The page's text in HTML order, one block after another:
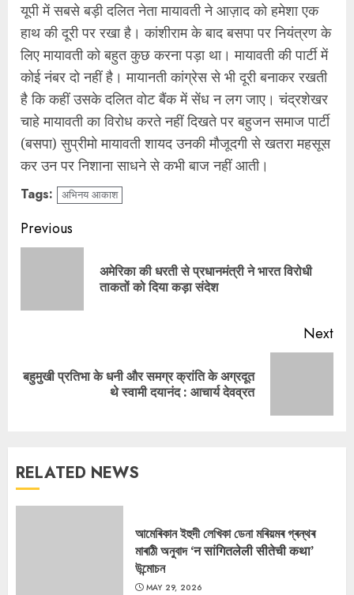
यूपी में सबसे बड़ी दलित नेता मायावती ने आज़ाद को हमेशा एक
हाथ की दूरी पर रखा है। कांशीराम के बाद बसपा पर नियंत्रण के
लिए मायावती को बहुत कुछ करना पड़ा था। मायावती की पार्टी में
कोई नंबर दो नहीं है। मायानती कांग्रेस से भी दूरी बनाकर रखती
है कि कहीं उसके दलित वोट बैंक में सेंध न लग जाए। चंद्रशेखर
चाहे मायावती का विरोध करते नहीं दिखते पर बहुजन समाज पार्टी
(बसपा) सुप्रीमो मायावती शायद उनकी मौजूदगी से खतरा महसूस
कर उन पर निशाना साधने से कभी बाज नहीं आती।
Tags: अभिनय आकाश
Continue
Reading
Previous
अमेरिका की धरती से प्रधानमंत्री ने भारत विरोधी
ताकतों को दिया कड़ा संदेश
Next
Next
बहुमुखी प्रतिभा के धनी और समग्र क्रांति के अग्रदूत
थे स्वामी दयानंद : आचार्य देवव्रत
RELATED NEWS
আমেৰিকান ইহুদী লেখিকা ডেনা মৰিয়মৰ গ্ৰন্থৰ
মাৰাঠী অনুবাদ ‘न सांगितलेली सीतेची कथा’
উন্মোচন
MAY 29, 2026